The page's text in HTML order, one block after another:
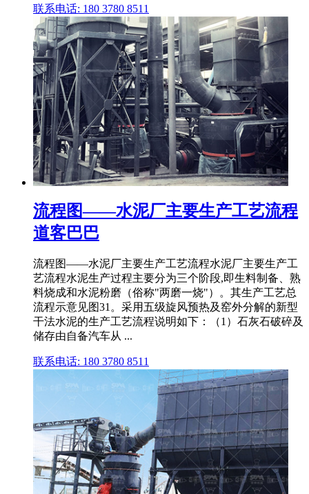
联系电话: 180 3780 8511
流程图——水泥厂主要生产工艺流程
道客巴巴
流程图——水泥厂主要生产工艺流程水泥厂主要生产工
艺流程水泥生产过程主要分为三个阶段,即生料制备、熟
料烧成和水泥粉磨（俗称"两磨一烧"）。其生产工艺总
流程示意见图31。采用五级旋风预热及窑外分解的新型
干法水泥的生产工艺流程说明如下：（1）石灰石破碎及
储存由自备汽车从 ...
联系电话: 180 3780 8511